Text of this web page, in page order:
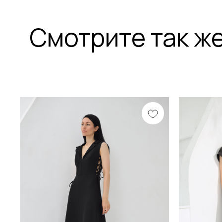
Смотрите так